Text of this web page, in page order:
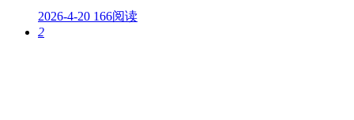
2026-4-20 166阅读
2